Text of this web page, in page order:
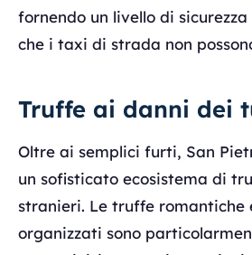
fornendo un livello di
che i taxi di strada non
Truffe ai danni dei
Oltre ai semplici furti, San
un sofisticato ecosistema di
stranieri. Le truffe romantiche
organizzati sono